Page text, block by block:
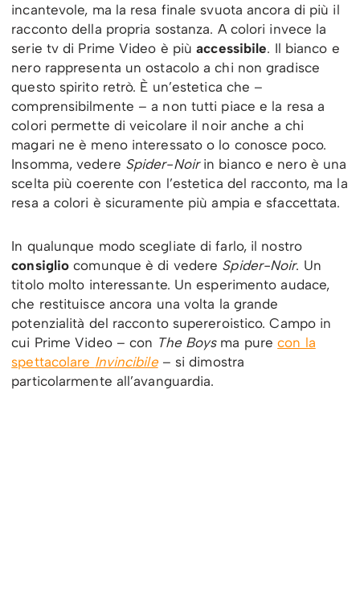
incantevole, ma la resa finale svuota ancora di più il
racconto della propria sostanza. A colori invece la
serie tv di Prime Video è piùaccessibile. Il bianco e
nero rappresenta un ostacolo a chi non gradisce
questo spirito retrò. È un’estetica che –
comprensibilmente – a non tutti piace e la resa a
colori permette di veicolare il noir anche a chi
magari ne è meno interessato o lo conosce poco.
Insomma, vedere Spider-Noirin bianco e nero è una
scelta più coerente con l’estetica del racconto, ma la
resa a colori è sicuramente più ampia e sfaccettata.
In qualunque modo scegliate di farlo, il nostro
consiglio comunque è di vedere Spider-Noir. Un
titolo molto interessante. Un esperimento audace,
che restituisce ancora una volta la grande
potenzialità del racconto supereroistico. Campo in
cui Prime Video – con The Boys ma purecon la
spettacolare Invincibile – si dimostra
particolarmente all’avanguardia.